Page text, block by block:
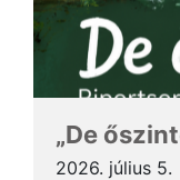
„De
2026. július 5.